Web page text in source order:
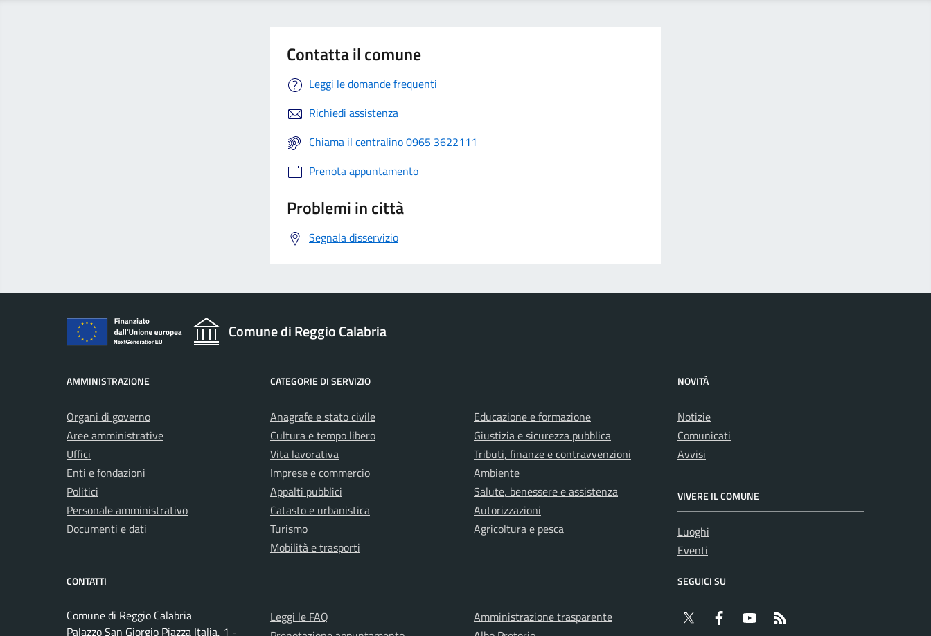
Contatta il comune
Leggi le domande frequenti
Richiedi assistenza
Chiama il centralino 0965 3622111
Prenota appuntamento
Problemi in città
Segnala disservizio
Comune di Reggio Calabria
AMMINISTRAZIONE
Organi di governo
Aree amministrative
Uffici
Enti e fondazioni
Politici
Personale amministrativo
Documenti e dati
CATEGORIE DI SERVIZIO
Anagrafe e stato civile
Cultura e tempo libero
Vita lavorativa
Imprese e commercio
Appalti pubblici
Catasto e urbanistica
Turismo
Mobilità e trasporti
Educazione e formazione
Giustizia e sicurezza pubblica
Tributi, finanze e contravvenzioni
Ambiente
Salute, benessere e assistenza
Autorizzazioni
Agricoltura e pesca
NOVITÀ
Notizie
Comunicati
Avvisi
VIVERE IL COMUNE
Luoghi
Eventi
CONTATTI
Comune di Reggio Calabria
Palazzo San Giorgio Piazza Italia, 1 -
Leggi le FAQ
Amministrazione trasparente
SEGUICI SU
Twitter Facebook YouTube